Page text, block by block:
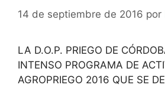
14 de septiembre de 2016 por
LA D.O.P. PRIEGO DE
INTENSO PROGRAMA DE
AGROPRIEGO 2016 QUE SE